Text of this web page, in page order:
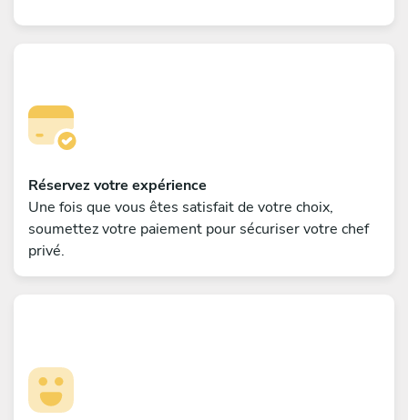
Réservez votre expérience
Une fois que vous êtes satisfait de votre choix,
soumettez votre paiement pour sécuriser votre chef
privé.